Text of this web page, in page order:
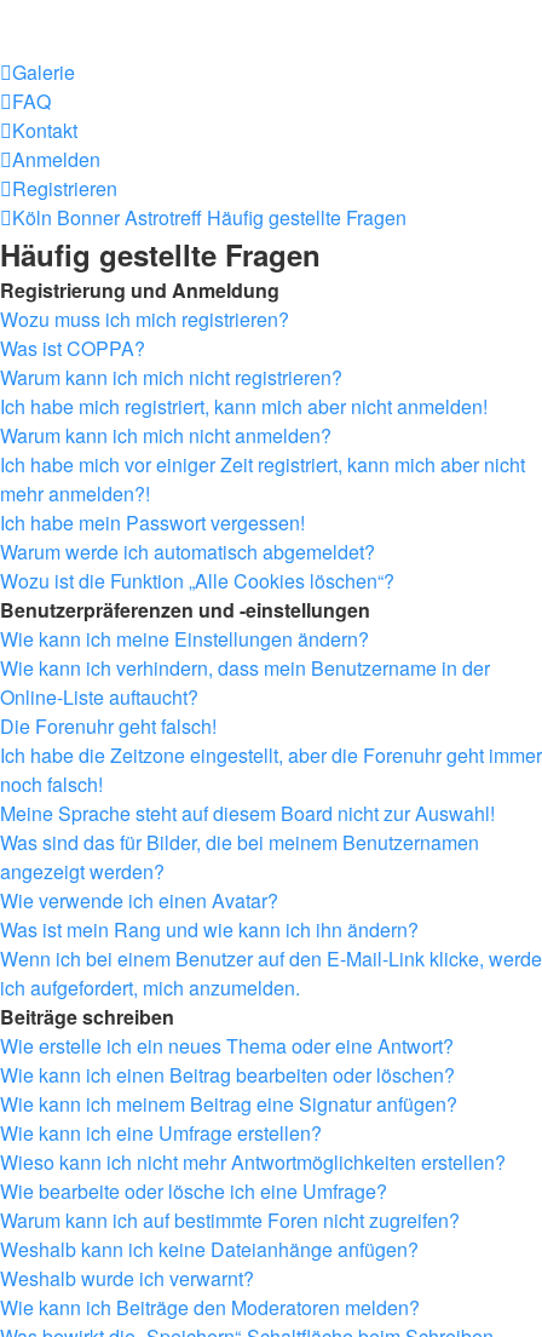
Galerie
FAQ
Kontakt
Anmelden
Registrieren
Köln Bonner Astrotreff Häufig gestellte Fragen
Häufig gestellte Fragen
Registrierung und Anmeldung
Wozu muss ich mich registrieren?
Was ist COPPA?
Warum kann ich mich nicht registrieren?
Ich habe mich registriert, kann mich aber nicht anmelden!
Warum kann ich mich nicht anmelden?
Ich habe mich vor einiger Zeit registriert, kann mich aber nicht
mehr anmelden?!
Ich habe mein Passwort vergessen!
Warum werde ich automatisch abgemeldet?
Wozu ist die Funktion „Alle Cookies löschen“?
Benutzerpräferenzen und -einstellungen
Wie kann ich meine Einstellungen ändern?
Wie kann ich verhindern, dass mein Benutzername in der
Online-Liste auftaucht?
Die Forenuhr geht falsch!
Ich habe die Zeitzone eingestellt, aber die Forenuhr geht immer
noch falsch!
Meine Sprache steht auf diesem Board nicht zur Auswahl!
Was sind das für Bilder, die bei meinem Benutzernamen
angezeigt werden?
Wie verwende ich einen Avatar?
Was ist mein Rang und wie kann ich ihn ändern?
Wenn ich bei einem Benutzer auf den E-Mail-Link klicke, werde
ich aufgefordert, mich anzumelden.
Beiträge schreiben
Wie erstelle ich ein neues Thema oder eine Antwort?
Wie kann ich einen Beitrag bearbeiten oder löschen?
Wie kann ich meinem Beitrag eine Signatur anfügen?
Wie kann ich eine Umfrage erstellen?
Wieso kann ich nicht mehr Antwortmöglichkeiten erstellen?
Wie bearbeite oder lösche ich eine Umfrage?
Warum kann ich auf bestimmte Foren nicht zugreifen?
Weshalb kann ich keine Dateianhänge anfügen?
Weshalb wurde ich verwarnt?
Wie kann ich Beiträge den Moderatoren melden?